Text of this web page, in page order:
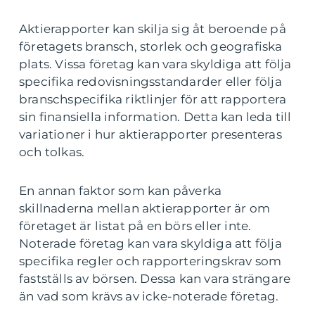
Aktierapporter kan skilja sig åt beroende på
företagets bransch, storlek och geografiska
plats. Vissa företag kan vara skyldiga att följa
specifika redovisningsstandarder eller följa
branschspecifika riktlinjer för att rapportera
sin finansiella information. Detta kan leda till
variationer i hur aktierapporter presenteras
och tolkas.
En annan faktor som kan påverka
skillnaderna mellan aktierapporter är om
företaget är listat på en börs eller inte.
Noterade företag kan vara skyldiga att följa
specifika regler och rapporteringskrav som
fastställs av börsen. Dessa kan vara strängare
än vad som krävs av icke-noterade företag.